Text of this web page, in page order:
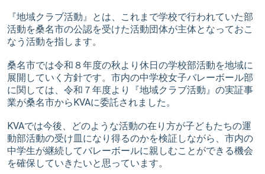
『地域クラブ活動』とは、これまで学校で行われていた部
活動を桑名市の公認を受けた活動団体が主体となっておこ
なう活動を指します。
桑名市では令和８年度の秋より休日の学校部活動を地域に
展開していく方針です。市内の中学校女子バレーボール部
に関しては、令和７年度より『地域クラブ活動』の実証事
業が桑名市からKVAに委託されました。
KVAでは今後、どのような活動の在り方が子どもたちの運
動部活動の受け皿になり得るのかを検証しながら、市内の
中学生が継続してバレーボールに親しむことができる機会
を確保していきたいと思っています。